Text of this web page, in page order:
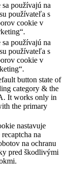
používajú na
používateľa s
cookie v
používajú na
používateľa s
cookie v
button state of
category & the
It works only in
the primary
nastavuje
na
na ochranu
pred škodlivými